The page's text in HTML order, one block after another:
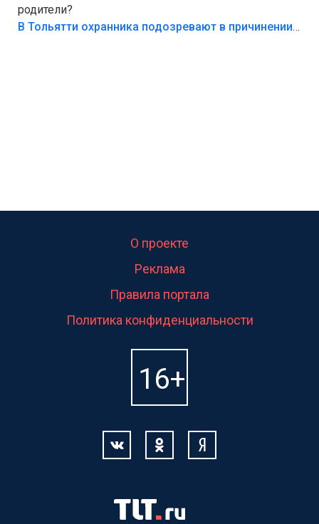
родители?
В Тольятти охранника подозревают в причинении смерти ребенку
О проекте
Реклама
Правила портала
Политика конфиденциальности